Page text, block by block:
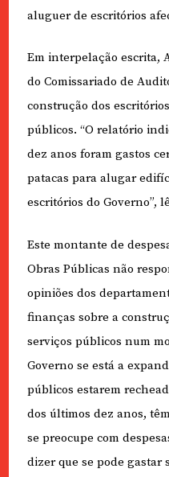
aluguer de escritórios
Em interpelação escrita,
do Comissariado de
construção dos
públicos. “O relatório
dez anos foram gastos
patacas para alugar
escritórios do Governo”,
Este montante de
Obras Públicas não
opiniões dos
finanças sobre a
serviços públicos num
Governo se está a
públicos estarem
dos últimos dez anos,
se preocupe com
dizer que se pode gastar